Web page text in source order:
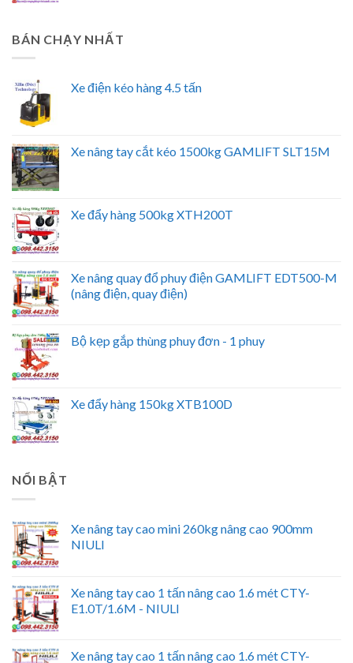
BÁN CHẠY NHẤT
Xe điện kéo hàng 4.5 tấn
Xe nâng tay cắt kéo 1500kg GAMLIFT SLT15M
Xe đẩy hàng 500kg XTH200T
Xe nâng quay đổ phuy điện GAMLIFT EDT500-M
(nâng điện, quay điện)
Bộ kẹp gắp thùng phuy đơn - 1 phuy
Xe đẩy hàng 150kg XTB100D
NỔI BẬT
Xe nâng tay cao mini 260kg nâng cao 900mm
NIULI
Xe nâng tay cao 1 tấn nâng cao 1.6 mét CTY-
E1.0T/1.6M - NIULI
Xe nâng tay cao 1 tấn nâng cao 1.6 mét CTY-